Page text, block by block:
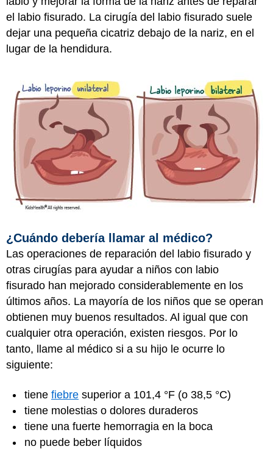
el labio fisurado. La cirugía del labio fisurado suele
dejar una pequeña cicatriz debajo de la nariz, en el
lugar de la hendidura.
¿Cuándo debería llamar al médico?
Las operaciones de reparación del labio fisurado y
otras cirugías para ayudar a niños con labio
fisurado han mejorado considerablemente en los
últimos años. La mayoría de los niños que se operan
obtienen muy buenos resultados. Al igual que con
cualquier otra operación, existen riesgos. Por lo
tanto, llame al médico si a su hijo le ocurre lo
siguiente:
tiene fiebre superior a 101,4 °F (o 38,5 °C)
tiene molestias o dolores duraderos
tiene una fuerte hemorragia en la boca
no puede beber líquidos